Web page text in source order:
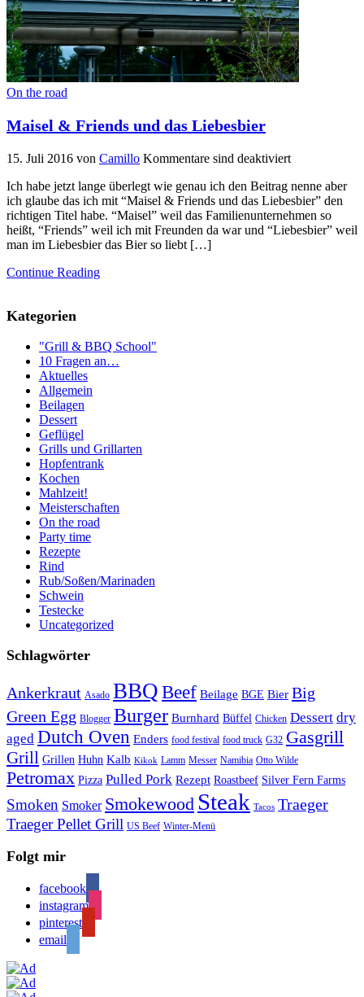
On the road
Maisel & Friends und das Liebesbier
15. Juli 2016 von Camillo Kommentare sind deaktiviert
Ich habe jetzt lange überlegt wie genau ich den Beitrag nenne aber
ich glaube das ich mit “Maisel & Friends und das Liebesbier” den
richtigen Titel habe. “Maisel” weil das Familienunternehmen so
heißt, “Friends” weil ich mit Freunden da war und “Liebesbier” weil
man im Liebesbier das Bier so liebt […]
Continue Reading
Kategorien
"Grill & BBQ School"
10 Fragen an…
Aktuelles
Allgemein
Beilagen
Dessert
Geflügel
Grills und Grillarten
Hopfentrank
Kochen
Mahlzeit!
Meisterschaften
On the road
Party time
Rezepte
Rind
Rub/Soßen/Marinaden
Schwein
Testecke
Uncategorized
Schlagwörter
Ankerkraut Asado BBQBeef Beilage BGE Bier Big
Green Egg Blogger Burger Burnhard Büffel Chicken Dessert dry
aged Dutch Oven Enders food festival food truck G32 Gasgrill
Grill Grillen Huhn Kalb Kikok Lamm Messer Namibia Otto Wilde
Petromax Pizza Pulled Pork Rezept Roastbeef Silver Fern Farms
Smoken Smoker Smokewood Steak Tacos Traeger
Traeger Pellet Grill US Beef Winter-Menü
Folgt mir
facebook
instagram
pinterest
email